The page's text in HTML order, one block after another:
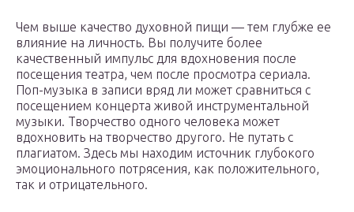
Чем выше качество духовной пищи — тем глубже ее
влияние на личность. Вы получите более
качественный импульс для вдохновения после
посещения театра, чем после просмотра сериала.
Поп-музыка в записи вряд ли может сравниться с
посещением концерта живой инструментальной
музыки. Творчество одного человека может
вдохновить на творчество другого. Не путать с
плагиатом. Здесь мы находим источник глубокого
эмоционального потрясения, как положительного,
так и отрицательного.